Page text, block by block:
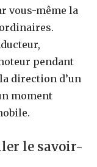
vous-même la
pendant
direction d’un
moment
le savoir-